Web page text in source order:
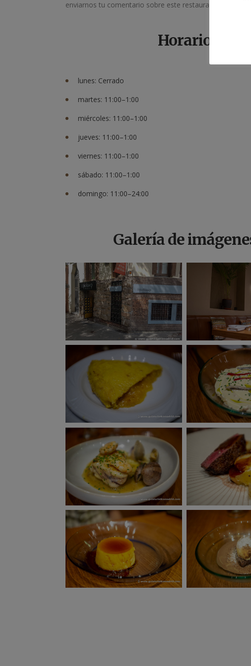
enviarnos tu comentario sobre este restaurante.
Horario
lunes: Cerrado
martes: 11:00–1:00
miércoles: 11:00–1:00
jueves: 11:00–1:00
viernes: 11:00–1:00
sábado: 11:00–1:00
domingo: 11:00–24:00
Galería de